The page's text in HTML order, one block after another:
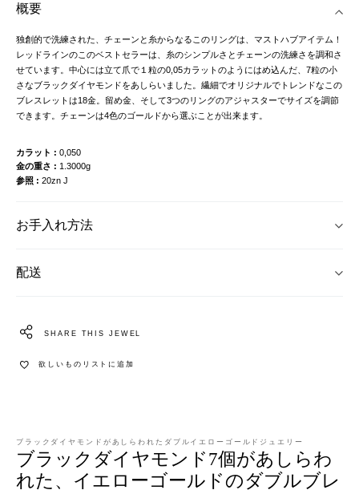
概要
独創的で洗練された、チェーンと糸からなるこのリングは、マストハブアイテム！
レッドラインのこのベストセラーは、糸のシンプルさとチェーンの洗練さを調和さ
せています。中心には立て爪で１粒の0,05カラットのようにはめ込んだ、7粒の小
さなブラックダイヤモンドをあしらいました。繊細でオリジナルでトレンドなこの
ブレスレットは18金。留め金、そして3つのリングのアジャスターでサイズを調節
できます。チェーンは4色のゴールドから選ぶことが出来ます。
カラット
0,050
金の重さ
1.3000g
参照
20zn J
お手入れ方法
配送
SHARE THIS JEWEL
欲しいものリストに追加
ブラックダイヤモンドがあしらわれたダブルイエローゴールドジュエリー
ブラックダイヤモンド7個があしらわ
れた、イエローゴールドのダブルブレ